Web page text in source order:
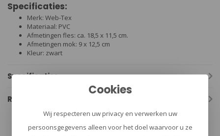
Specificaties:
Merk: Web-Tex
Materiaal: PVC
Afmetingen fles: ca. 18,5 x 11,5 cm.
Afmetingen mok: 9 x 12,5 cm
Kleur: zwart
Specificaties
Reviews
Cookies
Wij respecteren uw privacy en verwerken uw
persoonsgegevens alleen voor het doel waarvoor u ze